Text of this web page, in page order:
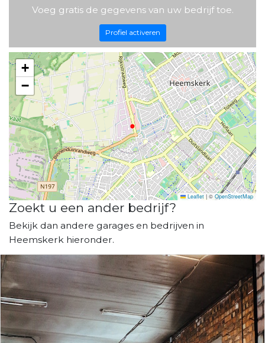
Voeg gratis de gegevens van uw bedrijf toe.
Profiel activeren
+
−
Leaflet | © OpenStreetMap
Zoekt u een ander bedrijf?
Bekijk dan andere garages en bedrijven in
Heemskerk hieronder.